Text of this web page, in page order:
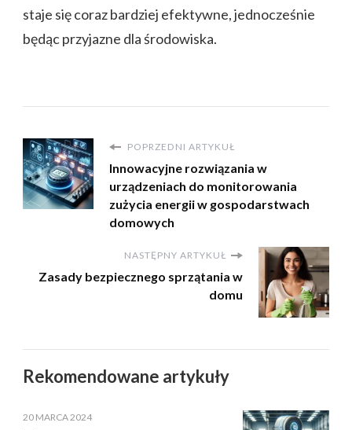
staje się coraz bardziej efektywne, jednocześnie
będąc przyjazne dla środowiska.
POPRZEDNI ARTYKUŁ
Innowacyjne rozwiązania w
urządzeniach do monitorowania
zużycia energii w gospodarstwach
domowych
NASTĘPNY ARTYKUŁ
Zasady bezpiecznego sprzątania w
domu
Rekomendowane artykuły
20 MARCA 2024